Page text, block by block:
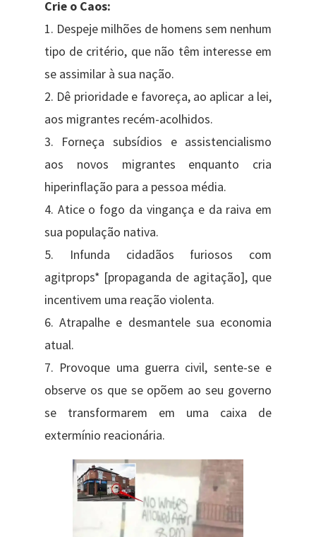
Crie o Caos:
1. Despeje milhões de homens sem nenhum
tipo de critério, que não têm interesse em
se assimilar à sua nação.
2. Dê prioridade e favoreça, ao aplicar a lei,
aos migrantes recém-acolhidos.
3. Forneça subsídios e assistencialismo
aos novos migrantes enquanto cria
hiperinflação para a pessoa média.
4. Atice o fogo da vingança e da raiva em
sua população nativa.
5. Infunda cidadãos furiosos com
agitprops* [propaganda de agitação], que
incentivem uma reação violenta.
6. Atrapalhe e desmantele sua economia
atual.
7. Provoque uma guerra civil, sente-se e
observe os que se opõem ao seu governo
se transformarem em uma caixa de
extermínio reacionária.